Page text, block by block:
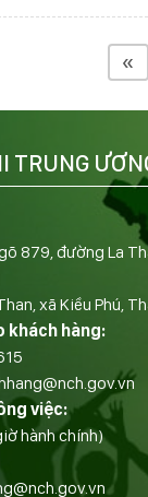
«
879, đường La
xã Kiều Phú,
khách hàng:
việc:
hành chính)
TRUNG